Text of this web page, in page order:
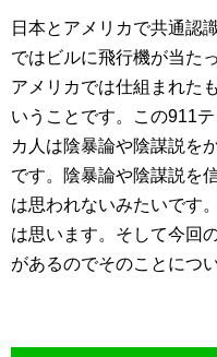
日本とアメリカで共通認
ではビルに飛行機が当た
アメリカでは仕組まれた
いうことです。この911
カ人は陰暴論や陰謀説を
です。陰暴論や陰謀説を
は思われないみたいです
は思います。そして今回
があるのでそのことにつ